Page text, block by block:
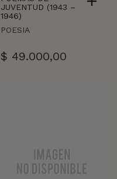
JUVENTUD (1943 –
1946)
POESIA
$ 49.000,00